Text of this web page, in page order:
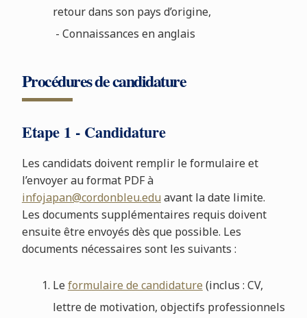
retour dans son pays d’origine,
- Connaissances en anglais
Procédures de candidature
Etape 1 - Candidature
Les candidats doivent remplir le formulaire et
l’envoyer au format PDF à
infojapan@cordonbleu.edu avant la date limite.
Les documents supplémentaires requis doivent
ensuite être envoyés dès que possible. Les
documents nécessaires sont les suivants :
Leformulaire de candidature (inclus : CV,
lettre de motivation, objectifs professionnels